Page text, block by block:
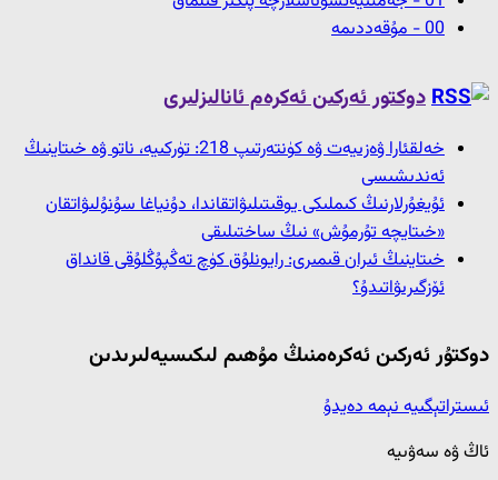
00 - مۇقەددىمە
دوكتور ئەركىن ئەكرەم ئانالىزلىرى
خەلقئارا ۋەزىيەت ۋە كۈنتەرتىپ 218: تۈركىيە، ناتو ۋە خىتاينىڭ
ئەندىشىسى
ئۇيغۇرلارنىڭ كىملىكى يوقىتىلىۋاتقاندا، دۇنياغا سۇنۇلىۋاتقان
«خىتايچە تۇرمۇش» نىڭ ساختىلىقى
خىتاينىڭ ئىران قىمىرى: رايونلۇق كۈچ تەڭپۇڭلۇقى قانداق
ئۆزگىرىۋاتىدۇ؟
دوكتۇر ئەركىن ئەكرەمنىڭ مۇھىم لىكىسيەلىرىدىن
ئىستراتېگىيە نېمە دەيدۇ
ئاڭ ۋە سەۋىيە